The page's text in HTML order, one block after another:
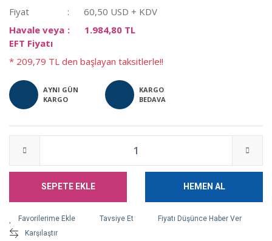
Fiyat
60,50 USD + KDV
Havale veya
EFT Fiyatı
1.984,80 TL
* 209,79 TL den başlayan taksitlerle!!
AYNI GÜN
KARGO
KARGO
BEDAVA
SEPETE EKLE HEMEN AL
Tavsiye Et
Fiyatı Düşünce Haber Ver
Karşılaştır